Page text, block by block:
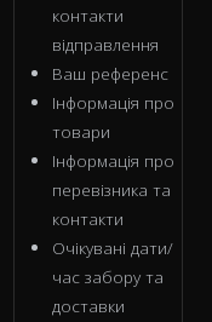
контакти
відправлення
Ваш референс
Інформація про
товари
Інформація про
перевізника та
контакти
Очікувані дати/
час забору та
доставки